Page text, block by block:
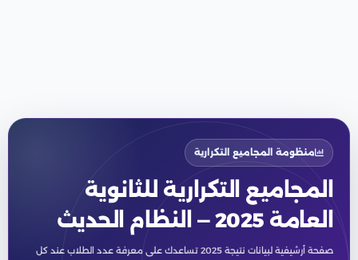
منظومة المجاميع التكرارية
المجاميع التكرارية للثانوية
العامة 2025 — النظام الحديث
صفحة أرشيفية لبيانات نتيجة 2025 تساعدك على معرفة عدد الطلاب عند كل